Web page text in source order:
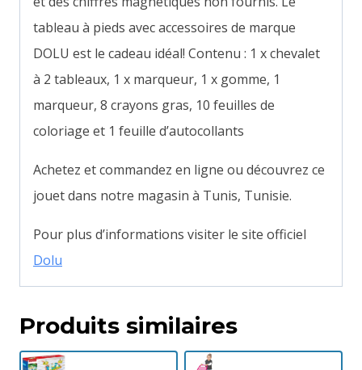
tableau à pieds avec accessoires de marque
DOLU est le cadeau idéal! Contenu : 1 x chevalet
à 2 tableaux, 1 x marqueur, 1 x gomme, 1
marqueur, 8 crayons gras, 10 feuilles de
coloriage et 1 feuille d’autocollants
Achetez et commandez en ligne ou découvrez ce
jouet dans notre magasin à Tunis, Tunisie.
Pour plus d’informations visiter le site officiel
Dolu
Produits similaires